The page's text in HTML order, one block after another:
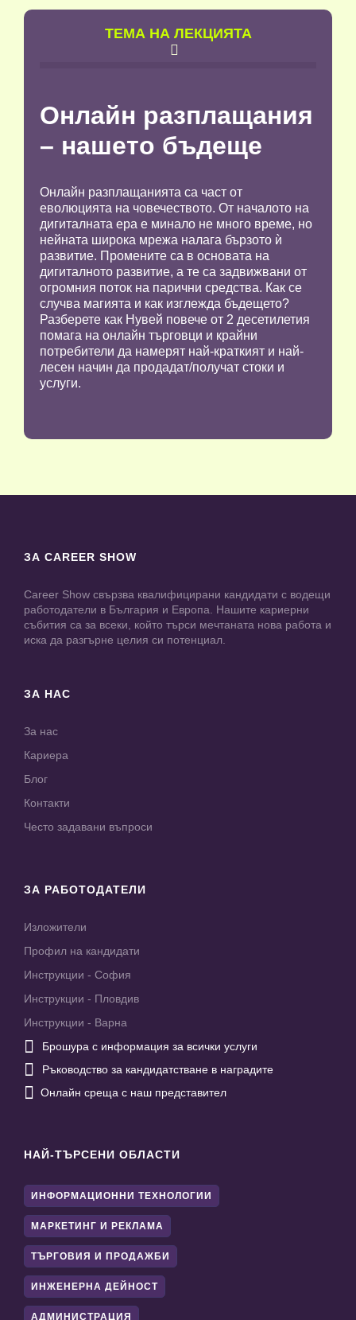
TЕМА НА ЛЕКЦИЯТА

Онлайн разплащания
– нашето бъдеще
Онлайн разплащанията са част от
еволюцията на човечеството. От началото на
дигиталната ера е минало не много време, но
нейната широка мрежа налага бързото ѝ
развитие. Промените са в основата на
дигиталното развитие, а те са задвижвани от
огромния поток на парични средства. Как се
случва магията и как изглежда бъдещето?
Разберете как Нувей повече от 2 десетилетия
помага на онлайн търговци и крайни
потребители да намерят най-краткият и най-
лесен начин да продадат/получат стоки и
услуги.
ЗА CAREER SHOW
Career Show свързва квалифицирани кандидати с водещи
работодатели в България и Европа. Нашите кариерни
събития са за всеки, който търси мечтаната нова работа и
иска да разгърне целия си потенциал.
ЗА НАС
За нас
Кариера
Блог
Контакти
Често задавани въпроси
ЗА РАБОТОДАТЕЛИ
Изложители
Профил на кандидати
Инструкции - София
Инструкции - Пловдив
Инструкции - Варна
 Брошура с информация за всички услуги
 Ръководство за кандидатстване в наградите
 Онлайн среща с наш представител
НАЙ-ТЪРСЕНИ ОБЛАСТИ
ИНФОРМАЦИОННИ ТЕХНОЛОГИИ
МАРКЕТИНГ И РЕКЛАМА
ТЪРГОВИЯ И ПРОДАЖБИ
ИНЖЕНЕРНА ДЕЙНОСТ
АДМИНИСТРАЦИЯ